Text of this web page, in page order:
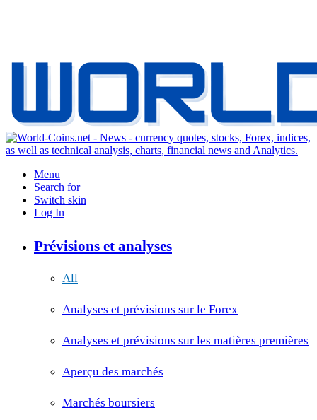
Menu
Search for
Switch skin
Log In
Prévisions et analyses
All
Analyses et prévisions sur le Forex
Analyses et prévisions sur les matières premières
Aperçu des marchés
Marchés boursiers